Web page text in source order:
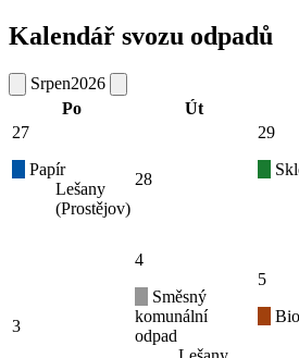
Kalendář svozu odpadů
Srpen2026
Po
Út
27
Papír
Lešany
(Prostějov)
28
29
3
4
Směsný
komunální
odpad
5